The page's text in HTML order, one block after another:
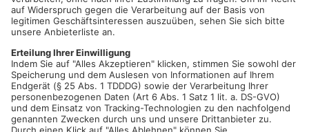
zur Zeit des SPD-OBs Jürgen Herzing. Die letzten Tage hagelte
es immer wieder Kritik – ein Sturm der Entrüstung prasselte
auch in den sozialen Medien auf Schlemmer ein. Der wehrt
sich: Er will die Beflaggung auf städtische, staatliche und
hoheitliche Anlässe beschränken. Es gebe aber genügend
Aktionen zum Pride Month. Heute geht’s in Aschaffenburg los
mit einem queeren Stammtisch. Am Samstag steht dann die
Parade zumChristopher Street Dayan. In Hanau ist der CSD
für Ende Juni geplant. (Foto: Der CSD 2023 in Aschaffenburg)